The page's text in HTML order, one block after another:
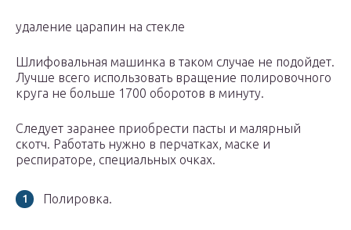
удаление царапин на стекле
Шлифовальная машинка в таком случае не подойдет.
Лучше всего использовать вращение полировочного
круга не больше 1700 оборотов в минуту.
Следует заранее приобрести пасты и малярный
скотч. Работать нужно в перчатках, маске и
респираторе, специальных очках.
Полировка.